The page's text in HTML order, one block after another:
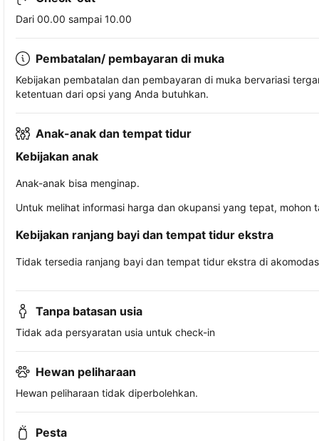
Dari 00.00 sampai 10.00
Pembatalan/ pembayaran di muka
Kebijakan pembatalan dan pembayaran di muka bervariasi
ketentuan dari opsi yang Anda butuhkan.
Anak-anak dan tempat tidur
Kebijakan anak
Anak-anak bisa menginap.
Untuk melihat informasi harga dan okupansi yang tepat,
Kebijakan ranjang bayi dan tempat tidur ekstra
Tidak tersedia ranjang bayi dan tempat tidur ekstra di
Tanpa batasan usia
Tidak ada persyaratan usia untuk check-in
Hewan peliharaan
Hewan peliharaan tidak diperbolehkan.
Pesta